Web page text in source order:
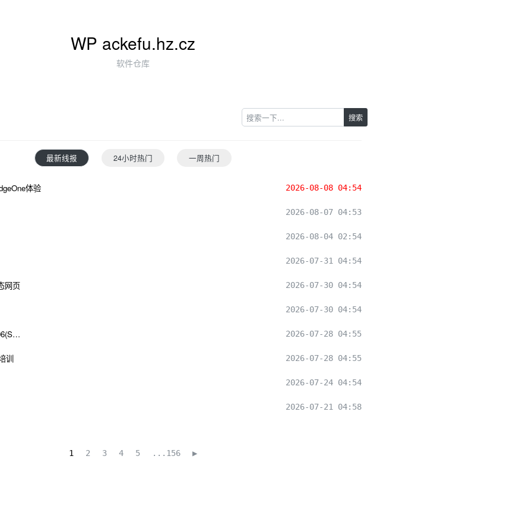
WP ackefu.hz.cz
软件仓库
搜索
最新线报 24小时热门 一周热门
体验 2026-08-08 04:54
2026-08-07 04:53
2026-08-04 02:54
2026-07-31 04:54
网页 2026-07-30 04:54
2026-07-30 04:54
2026-07-28 04:55
训 2026-07-28 04:55
2026-07-24 04:54
2026-07-21 04:58
1 2 3 4 5 ...156 ▶